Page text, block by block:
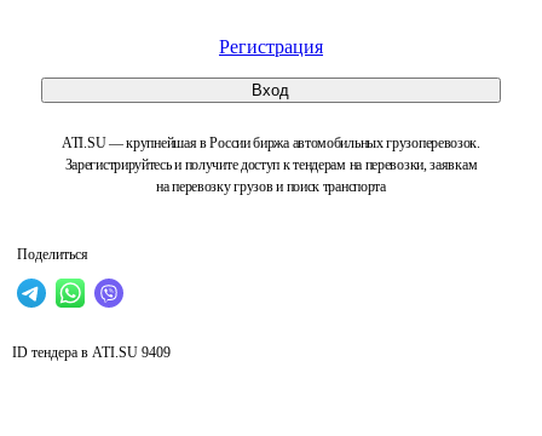
Регистрация
Вход
ATI.SU — крупнейшая в России биржа автомобильных грузоперевозок.
Зарегистрируйтесь и получите доступ к тендерам на перевозки, заявкам
на перевозку грузов и поиск транспорта
Поделиться
ID тендера в ATI.SU 9409